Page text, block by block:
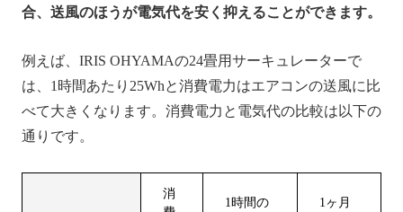
合、送風のほうが電気代を安く抑えることができます。
例えば、IRIS OHYAMAの24畳用サーキュレーターで
は、1時間あたり25Whと消費電力はエアコンの送風に比
べて大きくなります。消費電力と電気代の比較は以下の
通りです。
消
1時間の
1ヶ月